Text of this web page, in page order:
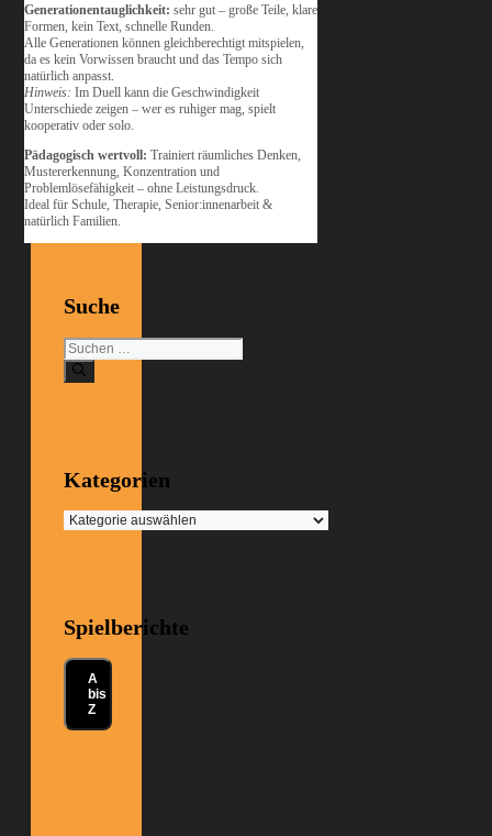
Generationentauglichkeit: sehr gut – große Teile, klare
Formen, kein Text, schnelle Runden.
Alle Generationen können gleichberechtigt mitspielen,
da es kein Vorwissen braucht und das Tempo sich
natürlich anpasst.
Hinweis: Im Duell kann die Geschwindigkeit
Unterschiede zeigen – wer es ruhiger mag, spielt
kooperativ oder solo.
Pädagogisch wertvoll: Trainiert räumliches Denken,
Mustererkennung, Konzentration und
Problemlösefähigkeit – ohne Leistungsdruck.
Ideal für Schule, Therapie, Senior:innenarbeit &
natürlich Familien.
Suche
Suchen
nach:
Kategorien
Kategorien
Spielberichte
A
bis
Z